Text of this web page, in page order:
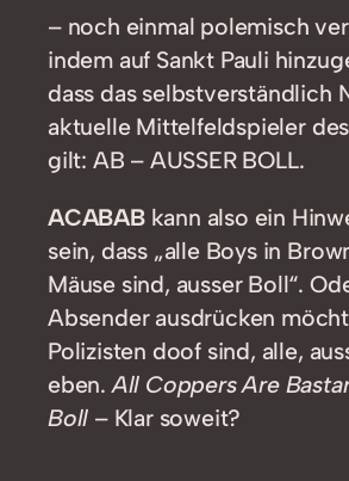
– noch einmal polemisch
indem auf Sankt Pauli
dass das selbstverständlich
aktuelle Mittelfeldspieler des
gilt: AB – AUSSER BOLL.
ACABABkann also ein
sein, dass „alle Boys in
Mäuse sind, ausser Boll“.
Absender ausdrücken
Polizisten doof sind, alle,
eben.All Coppers Are
Boll – Klar soweit?